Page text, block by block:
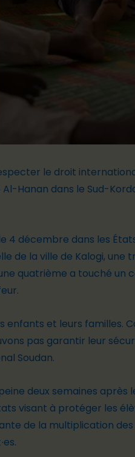
le droit
Al-Hanan dans le Sud-
décembre dans les
de la ville de Kalogi, une
quatrième a touché un
enfants et leurs familles.
pas garantir leur
Soudan.
deux semaines après
visant à protéger les
de la multiplication
es.